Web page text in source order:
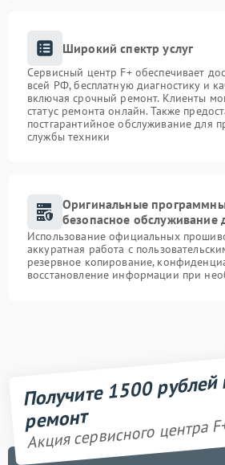
Широкий спектр услуг
Сервисный центр F+ обеспечивает
всей РФ, бесплатную диагностику и
включая срочный ремонт. Клиенты
статус ремонта онлайн. Также
постгарантийное обслуживание для
службы техники
Оригинальные
безопасное обслуживание
Использование официальных
аккуратная работа с
резервное копирование,
восстановление информации при
Получите 1500
ремонт
Акция сервисного центра